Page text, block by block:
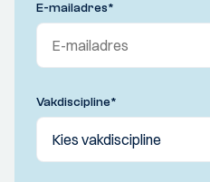
E-mailadres*
Vakdiscipline*